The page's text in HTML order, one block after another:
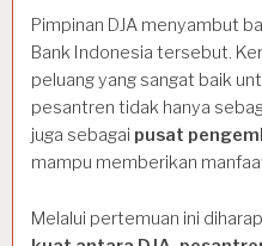
Pimpinan DJA menyambut
Bank Indonesia tersebut.
peluang yang sangat baik
pesantren tidak hanya
juga sebagai pusat
mampu memberikan
Melalui pertemuan ini